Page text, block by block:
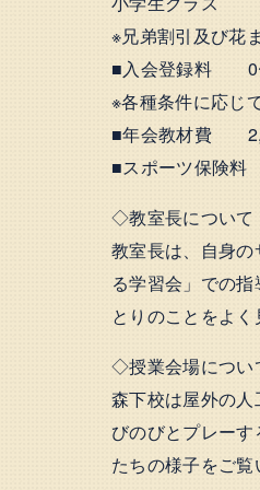
※兄弟割引及び花
■入会登録料 0
※各種条件に応じ
■年会教材費
■スポーツ保険
◇教室長について
教室長は、自身
る学習会」での
とりのことをよ
◇授業会場につい
森下校は屋外の
びのびとプレー
たちの様子をご